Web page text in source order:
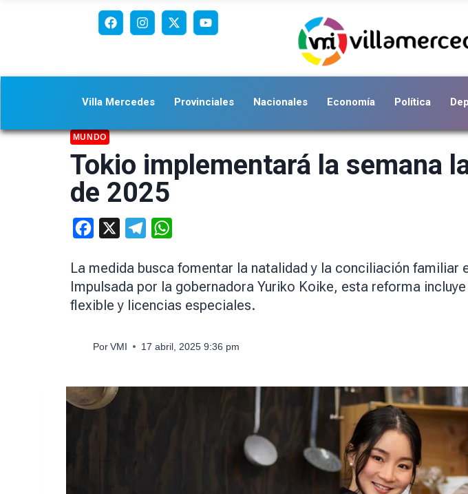
Villa Mercedes Provinciales Nacionales Economía Política
MUNDO
Tokio implementará la semana
de 2025
Facebook Telegram
La medida busca fomentar la natalidad y la conciliación familiar
Impulsada por la gobernadora Yuriko Koike, esta reforma
flexible y licencias especiales.
Por VMI 17 abril, 2025 9:36 pm